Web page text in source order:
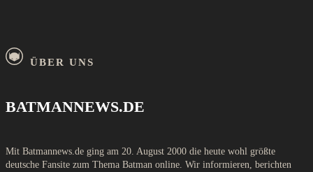
ÜBER UNS
BATMANNEWS.DE
Mit Batmannews.de ging am 20. August 2000 die heute wohl größte
deutsche Fansite zum Thema Batman online. Wir informieren, berichten